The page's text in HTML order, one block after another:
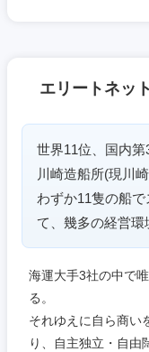
エリートネッ
世界11位、国内第
川崎造船所(現川
わずか11隻の船
て、幾多の経営環
海運大手3社の中で
る。
それゆえに自ら商い
り、自主独立・自由
大阪府
奈良県